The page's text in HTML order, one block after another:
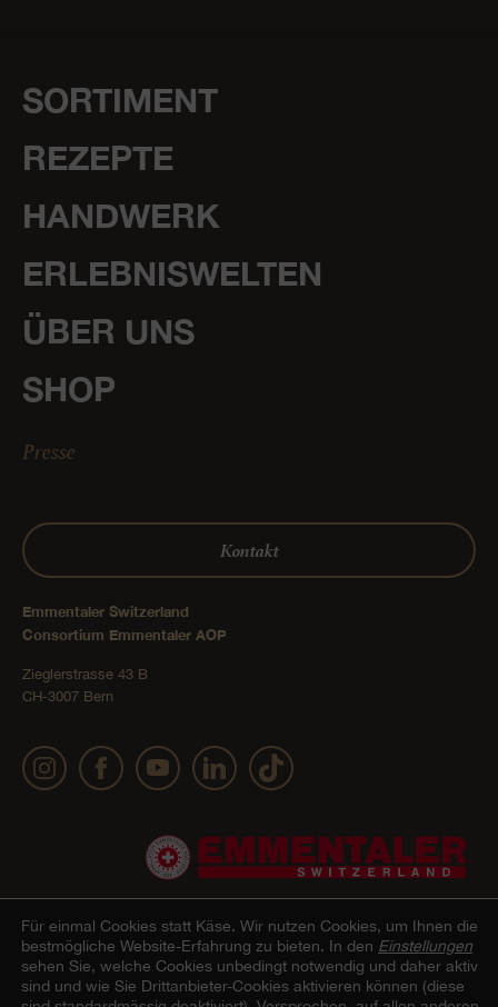
SORTIMENT
REZEPTE
HANDWERK
ERLEBNISWELTEN
ÜBER UNS
SHOP
Presse
Kontakt
Emmentaler Switzerland
Consortium Emmentaler AOP
Zieglerstrasse 43 B
CH-3007 Bern
© 2022 Emmentaler AOP |Impressum |Datenschutz | AGB Onlineshop | Cookie –
Für einmal Cookies statt Käse. Wir nutzen Cookies, um Ihnen die
bestmögliche Website-Erfahrung zu bieten. In den Einstellungen
sehen Sie, welche Cookies unbedingt notwendig und daher aktiv
sind und wie Sie Drittanbieter-Cookies aktivieren können (diese